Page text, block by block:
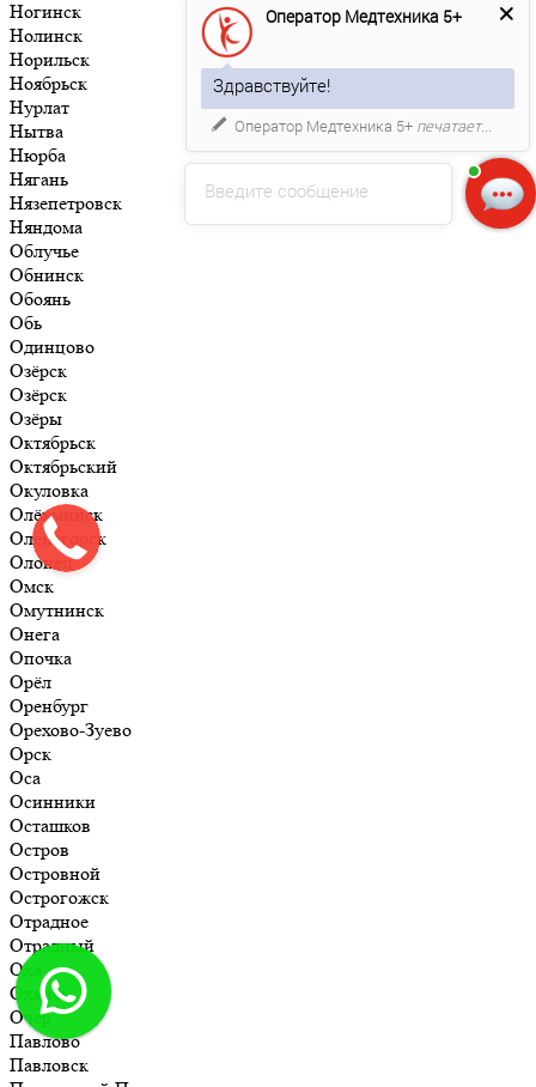
Ногинск
Нолинск
Норильск
Ноябрьск
Нурлат
Нытва
Нюрба
Нягань
Нязепетровск
Няндома
Облучье
Обнинск
Обоянь
Обь
Одинцово
Озёрск
Озёрск
Озёры
Октябрьск
Октябрьский
Окуловка
Олёкминск
Оленегорск
Олонец
Омск
Омутнинск
Онега
Опочка
Орёл
Оренбург
Орехово-Зуево
Орск
Оса
Осинники
Осташков
Остров
Островной
Острогожск
Отрадное
Отрадный
Оха
Оханск
Очёр
Павлово
Павловск
Введите сообщение
Оператор Медтехника 5+
Здравствуйте!
Оператор Медтехника 5+ печатает...